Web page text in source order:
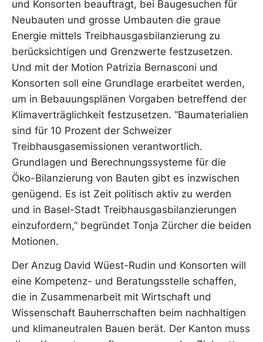
und Konsorten beauftragt, bei Baugesuchen für
Neubauten und grosse Umbauten die graue
Energie mittels Treibhausgasbilanzierung zu
berücksichtigen und Grenzwerte festzusetzen.
Und mit der Motion Patrizia Bernasconi und
Konsorten soll eine Grundlage erarbeitet werden,
um in Bebauungsplänen Vorgaben betreffend der
Klimaverträglichkeit festzusetzen. “Baumaterialien
sind für 10 Prozent der Schweizer
Treibhausgasemissionen verantwortlich.
Grundlagen und Berechnungssysteme für die
Öko-Bilanzierung von Bauten gibt es inzwischen
genügend. Es ist Zeit politisch aktiv zu werden
und in Basel-Stadt Treibhausgasbilanzierungen
einzufordern,” begründet Tonja Zürcher die beiden
Motionen.
Der Anzug David Wüest-Rudin und Konsorten will
eine Kompetenz- und Beratungsstelle schaffen,
die in Zusammenarbeit mit Wirtschaft und
Wissenschaft Bauherrschaften beim nachhaltigen
und klimaneutralen Bauen berät. Der Kanton muss